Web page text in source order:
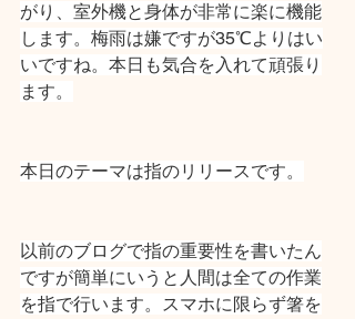
がり、室外機と身体が非常に楽に機能
します。梅雨は嫌ですが35℃よりはい
いですね。本日も気合を入れて頑張り
ます。
本日のテーマは指のリリースです。
以前のブログで指の重要性を書いたん
ですが簡単にいうと人間は全ての作業
を指で行います。スマホに限らず箸を